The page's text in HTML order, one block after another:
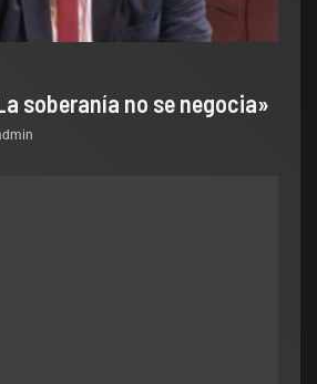
soberanía no se negocia»